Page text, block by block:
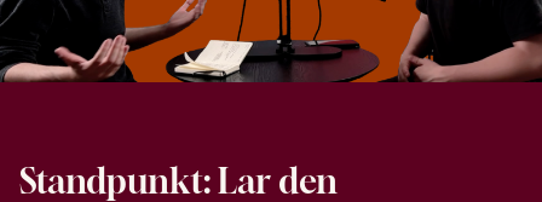
Standpunkt: Lar den